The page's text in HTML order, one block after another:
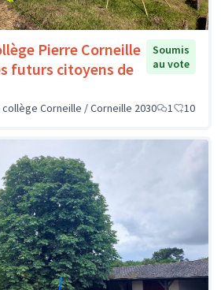
Pierre Corneille
futurs citoyens de
Soumis
au vote
Corneille / Corneille 2030 1 10